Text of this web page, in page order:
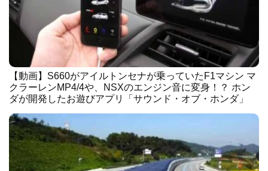
【動画】S660がアイルトンセナが乗っていたF1マシン マ
クラーレンMP4/4や、NSXのエンジン音に変身！？ ホン
ダが開発したお遊びアプリ「サウンド・オブ・ホンダ」